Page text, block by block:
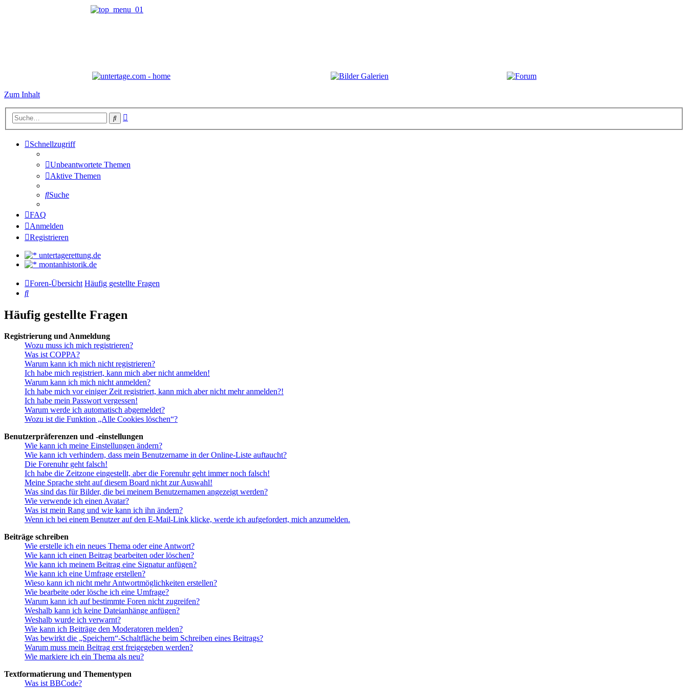
Zum Inhalt
Suche
Schnellzugriff
Unbeantwortete Themen
Aktive Themen
Suche
FAQ
Anmelden
Registrieren
untertagerettung.de
montanhistorik.de
Foren-Übersicht Häufig gestellte Fragen
Suche
Häufig gestellte Fragen
Registrierung und Anmeldung
Wozu muss ich mich registrieren?
Was ist COPPA?
Warum kann ich mich nicht registrieren?
Ich habe mich registriert, kann mich aber nicht anmelden!
Warum kann ich mich nicht anmelden?
Ich habe mich vor einiger Zeit registriert, kann mich aber nicht mehr anmelden?!
Ich habe mein Passwort vergessen!
Warum werde ich automatisch abgemeldet?
Wozu ist die Funktion „Alle Cookies löschen“?
Benutzerpräferenzen und -einstellungen
Wie kann ich meine Einstellungen ändern?
Wie kann ich verhindern, dass mein Benutzername in der Online-Liste auftaucht?
Die Forenuhr geht falsch!
Ich habe die Zeitzone eingestellt, aber die Forenuhr geht immer noch falsch!
Meine Sprache steht auf diesem Board nicht zur Auswahl!
Was sind das für Bilder, die bei meinem Benutzernamen angezeigt werden?
Wie verwende ich einen Avatar?
Was ist mein Rang und wie kann ich ihn ändern?
Wenn ich bei einem Benutzer auf den E-Mail-Link klicke, werde ich aufgefordert, mich anzumelden.
Beiträge schreiben
Wie erstelle ich ein neues Thema oder eine Antwort?
Wie kann ich einen Beitrag bearbeiten oder löschen?
Wie kann ich meinem Beitrag eine Signatur anfügen?
Wie kann ich eine Umfrage erstellen?
Wieso kann ich nicht mehr Antwortmöglichkeiten erstellen?
Wie bearbeite oder lösche ich eine Umfrage?
Warum kann ich auf bestimmte Foren nicht zugreifen?
Weshalb kann ich keine Dateianhänge anfügen?
Weshalb wurde ich verwarnt?
Wie kann ich Beiträge den Moderatoren melden?
Was bewirkt die „Speichern“-Schaltfläche beim Schreiben eines Beitrags?
Warum muss mein Beitrag erst freigegeben werden?
Wie markiere ich ein Thema als neu?
Textformatierung und Thementypen
Was ist BBCode?